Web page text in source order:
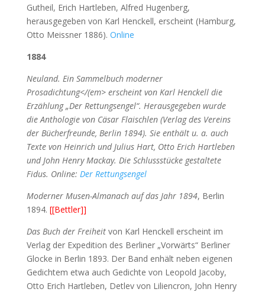
Gutheil, Erich Hartleben, Alfred Hugenberg,
herausgegeben von Karl Henckell, erscheint (Hamburg,
Otto Meissner 1886). Online
1884
Neuland. Ein Sammelbuch moderner
Prosadichtung</(em> erscheint von Karl Henckell die
Erzählung „Der Rettungsengel“. Herausgegeben wurde
die Anthologie von Cäsar Flaischlen (Verlag des Vereins
der Bücherfreunde, Berlin 1894). Sie enthält u. a. auch
Texte von Heinrich und Julius Hart, Otto Erich Hartleben
und John Henry Mackay. Die Schlussstücke gestaltete
Fidus. Online: Der Rettungsengel
Moderner Musen-Almanach auf das Jahr 1894, Berlin
1894. [[Bettler]]
Das Buch der Freiheitvon Karl Henckell erscheint im
Verlag der Expedition des Berliner „Vorwärts“ Berliner
Glocke in Berlin 1893. Der Band enhält neben eigenen
Gedichtem etwa auch Gedichte von Leopold Jacoby,
Otto Erich Hartleben, Detlev von Liliencron, John Henry